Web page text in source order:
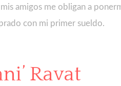
amigos me obligan a
con mi primer sueldo.
Ravat